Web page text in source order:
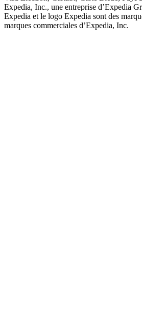
Expedia, Inc., une entreprise d’Expedia
Expedia et le logo Expedia sont des
marques commerciales d’Expedia, Inc.